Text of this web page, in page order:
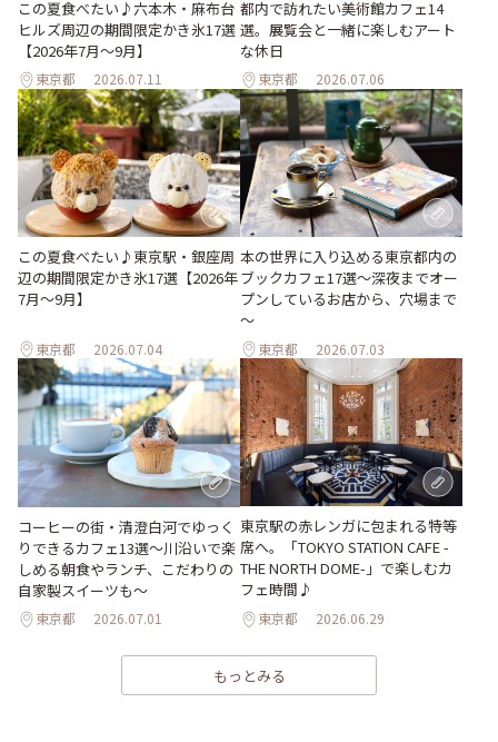
この夏食べたい♪六本木・麻布台
ヒルズ周辺の期間限定かき氷17選
【2026年7月～9月】
東京都 2026.07.11
都内で訪れたい美術館カフェ14
選。展覧会と一緒に楽しむアート
な休日
東京都 2026.07.06
この夏食べたい♪東京駅・銀座周
辺の期間限定かき氷17選【2026年
7月～9月】
東京都 2026.07.04
本の世界に入り込める東京都内の
ブックカフェ17選～深夜までオー
プンしているお店から、穴場まで
～
東京都 2026.07.03
コーヒーの街・清澄白河でゆっく
りできるカフェ13選～川沿いで楽
しめる朝食やランチ、こだわりの
自家製スイーツも～
東京都 2026.07.01
東京駅の赤レンガに包まれる特等
席へ。「TOKYO STATION CAFE -
THE NORTH DOME-」で楽しむカ
フェ時間♪
東京都 2026.06.29
もっとみる